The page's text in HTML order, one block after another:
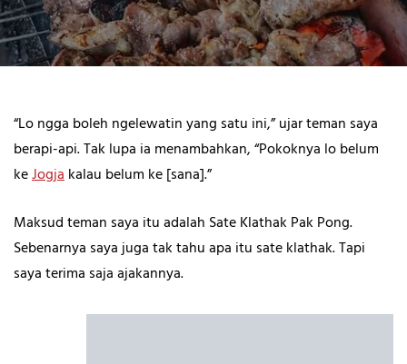
“Lo ngga boleh ngelewatin yang satu ini,” ujar teman saya
berapi-api. Tak lupa ia menambahkan, “Pokoknya lo belum
keJogjakalau belum ke [sana].”
Maksud teman saya itu adalah Sate Klathak Pak Pong.
Sebenarnya saya juga tak tahu apa itu sate klathak. Tapi
saya terima saja ajakannya.